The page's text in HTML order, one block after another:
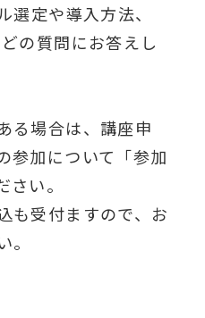
選定や導入方法、
の質問にお答えし
場合は、講座申
参加について「参加
い。
受付ますので、お